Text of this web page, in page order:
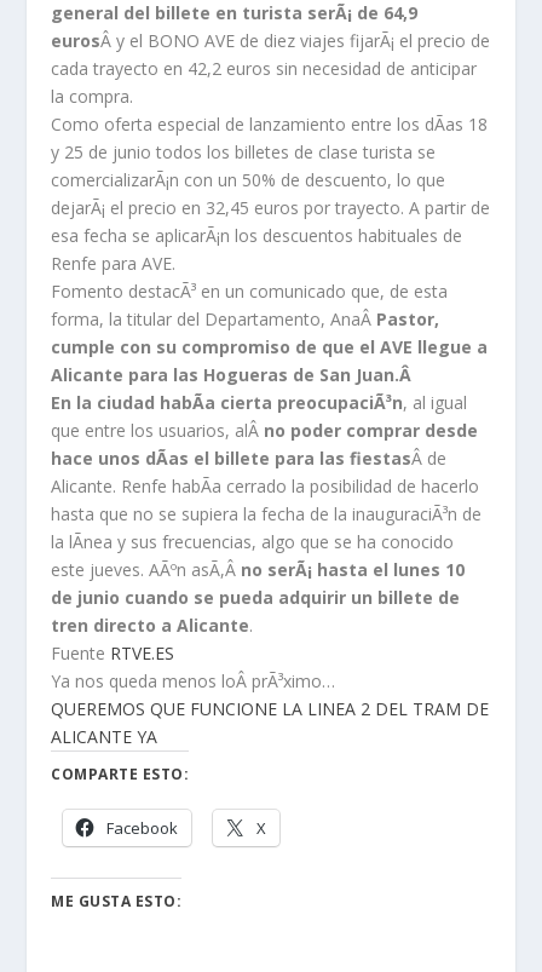
general del billete en turista serÃ¡ de 64,9
eurosÂ y el BONO AVE de diez viajes fijarÃ¡ el precio de
cada trayecto en 42,2 euros sin necesidad de anticipar
la compra.
Como oferta especial de lanzamiento entre los dÃ­as 18
y 25 de junio todos los billetes de clase turista se
comercializarÃ¡n con un 50% de descuento, lo que
dejarÃ¡ el precio en 32,45 euros por trayecto. A partir de
esa fecha se aplicarÃ¡n los descuentos habituales de
Renfe para AVE.
Fomento destacÃ³ en un comunicado que, de esta
forma, la titular del Departamento, AnaÂ Pastor,
cumple con su compromiso de que el AVE llegue a
Alicante para las Hogueras de San Juan.Â
En la ciudad habÃ­a cierta preocupaciÃ³n, al igual
que entre los usuarios, alÂ no poder comprar desde
hace unos dÃ­as el billete para las fiestasÂ de
Alicante. Renfe habÃ­a cerrado la posibilidad de hacerlo
hasta que no se supiera la fecha de la inauguraciÃ³n de
la lÃ­nea y sus frecuencias, algo que se ha conocido
este jueves. AÃºn asÃ­,Â no serÃ¡ hasta el lunes 10
de junio cuando se pueda adquirir un billete de
tren directo a Alicante.
Fuente RTVE.ES
Ya nos queda menos loÂ prÃ³ximo…
QUEREMOS QUE FUNCIONE LA LINEA 2 DEL TRAM DE
ALICANTE YA
COMPARTE ESTO:
Facebook X
ME GUSTA ESTO: